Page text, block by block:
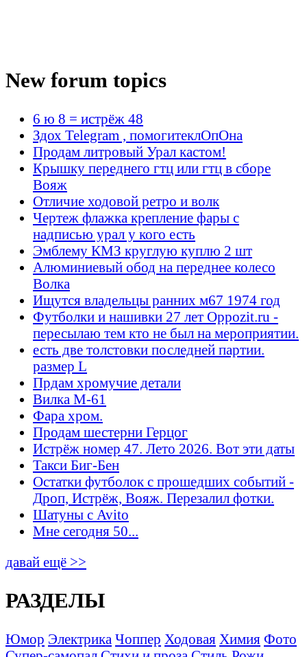
New forum topics
6 ю 8 = истрёж 48
Здох Telegram , помогитеклОпОна
Продам литровый Урал кастом!
Крышку переднего гтц или гтц в сборе
Вояж
Отличие ходовой ретро и волк
Чертеж флажка крепление фары с
надписью урал у кого есть
Эмблему КМЗ круглую куплю 2 шт
Алюминиевый обод на переднее колесо
Волка
Ищутся владельцы ранних м67 1974 год
Футболки и нашивки 27 лет Oppozit.ru -
пересылаю тем кто не был на мероприятии.
есть две толстовки последней партии.
размер L
Прдам хромучие детали
Вилка М-61
Фара хром.
Продам шестерни Герцог
Истрёж номер 47. Лето 2026. Вот эти даты
Такси Биг-Бен
Остатки футболок с прошедших событий -
Дроп, Истрёж, Вояж. Перезалил фотки.
Шатуны с Avito
Мне сегодня 50...
давай ещё >>
РАЗДЕЛЫ
Юмор Электрика Чоппер Ходовая Химия Фото